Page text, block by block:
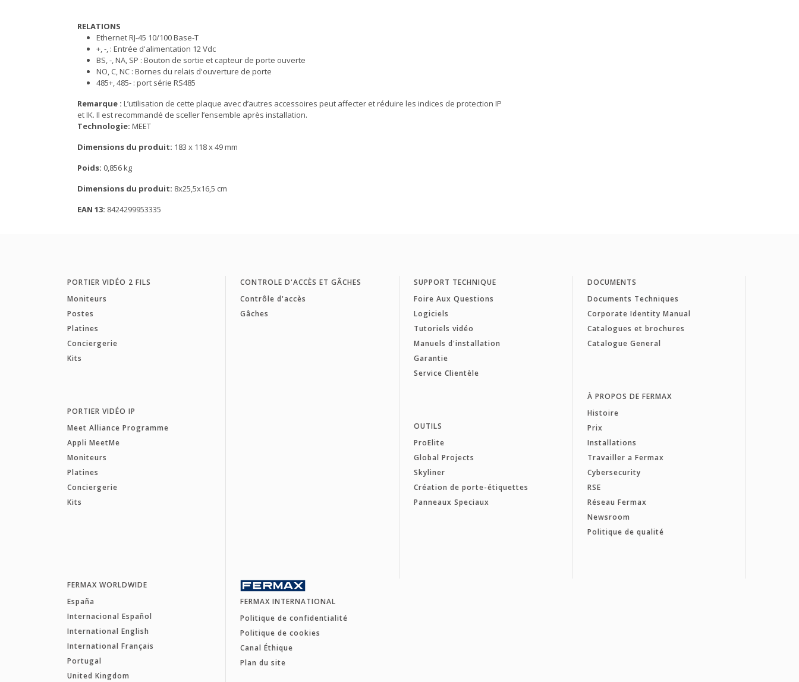
RELATIONS
Ethernet RJ-45 10/100 Base-T
+, -, : Entrée d'alimentation 12 Vdc
BS, -, NA, SP : Bouton de sortie et capteur de porte ouverte
NO, C, NC : Bornes du relais d'ouverture de porte
485+, 485- : port série RS485
Remarque : L’utilisation de cette plaque avec d’autres accessoires peut affecter et réduire les indices de protection IP
et IK. Il est recommandé de sceller l’ensemble après installation.
Technologie: MEET
Dimensions du produit: 183 x 118 x 49 mm
Poids: 0,856 kg
Dimensions du produit: 8x25,5x16,5 cm
EAN 13: 8424299953335
PORTIER VIDÉO 2 FILS
Moniteurs
Postes
Platines
Conciergerie
Kits
PORTIER VIDÉO IP
Meet Alliance Programme
Appli MeetMe
Moniteurs
Platines
Conciergerie
Kits
CONTROLE D'ACCÈS ET GÂCHES
Contrôle d'accès
Gâches
SUPPORT TECHNIQUE
Foire Aux Questions
Logiciels
Tutoriels vidéo
Manuels d'installation
Garantie
Service Clientèle
OUTILS
ProElite
Global Projects
Skyliner
Création de porte-étiquettes
Panneaux Speciaux
DOCUMENTS
Documents Techniques
Corporate Identity Manual
Catalogues et brochures
Catalogue General
À PROPOS DE FERMAX
Histoire
Prix
Installations
Travailler a Fermax
Cybersecurity
RSE
Réseau Fermax
Newsroom
Politique de qualité
FERMAX WORLDWIDE
España
Internacional Español
International English
International Français
Portugal
United Kingdom
FERMAX INTERNATIONAL
Politique de confidentialité
Politique de cookies
Canal Éthique
Plan du site